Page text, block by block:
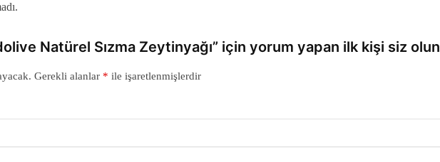
Natürel Sızma Zeytinyağı” için yorum yapan ilk kişi siz olun
Gerekli alanlar * ile işaretlenmişlerdir